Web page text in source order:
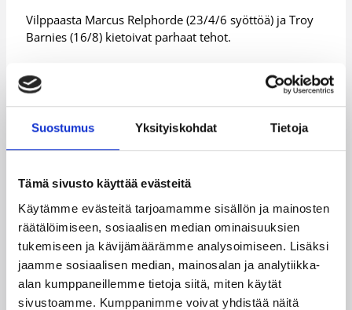
Suostumus Yksityiskohdat Tietoja
Tämä sivusto käyttää evästeitä
Käytämme evästeitä tarjoamamme sisällön ja mainosten
räätälöimiseen, sosiaalisen median ominaisuuksien
tukemiseen ja kävijämäärämme analysoimiseen. Lisäksi
jaamme sosiaalisen median, mainosalan ja analytiikka-
alan kumppaneillemme tietoja siitä, miten käytät
sivustoamme. Kumppanimme voivat yhdistää näitä
Vilppaasta Marcus Relphorde (23/4/6 syöttöä) ja Troy
Barnies (16/8) kietoivat parhaat tehot.
Kataja selvisi nihkeästä alusta
Myös Joensuun Mehtimäen Jäähallilla nähtiin
29).
LrNMKY sai Katajan hyökkäyspelin hetkittäin jumiin
ensimmäisellä puoliajalla ja pakotti joensuulaisille jopa
seitsemän pallonmenetystä ensimmäiseen
kymmeneen minuuttiin. Pelin ratkaisu alkoi kuitenkin
kypsyä juuri ennen taukoa, kun Kataja vei
kaksiminuuttisen 8-0 ja karkasi 12 pisteen johtoon.